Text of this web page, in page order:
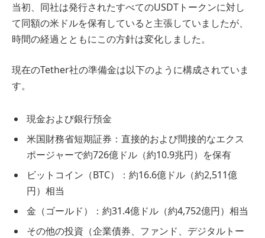
当初、同社は発行されたすべてのUSDTトークンに対し
て同額の米ドルを保有していると主張していましたが、
時間の経過とともにこの方針は変化しました。
現在のTether社の準備金は以下のように構成されていま
す。
現金および銀行預金
米国財務省短期証券：直接的および間接的なエクス
ポージャーで約726億ドル（約10.9兆円）を保有
ビットコイン（BTC）：約16.6億ドル（約2,511億
円）相当
金（ゴールド）：約31.4億ドル（約4,752億円）相当
その他の投資（企業債券、ファンド、デジタルトー